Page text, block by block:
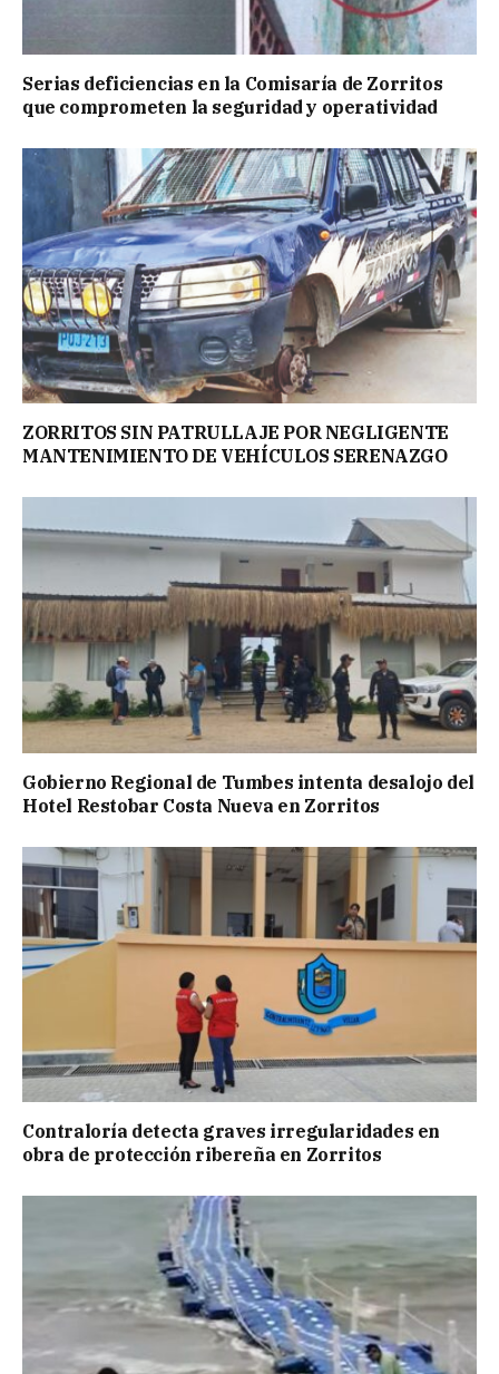
Serias deficiencias en la Comisaría de Zorritos
que comprometen la seguridad y operatividad
ZORRITOS SIN PATRULLAJE POR NEGLIGENTE
MANTENIMIENTO DE VEHÍCULOS SERENAZGO
Gobierno Regional de Tumbes intenta desalojo del
Hotel Restobar Costa Nueva en Zorritos
Contraloría detecta graves irregularidades en
obra de protección ribereña en Zorritos